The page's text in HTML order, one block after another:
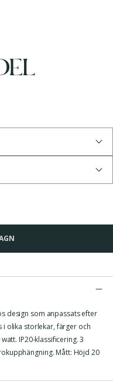
design som anpassats efter
i olika storlekar, färger och
IP20-klassificering. 3
Mått: Höjd 20